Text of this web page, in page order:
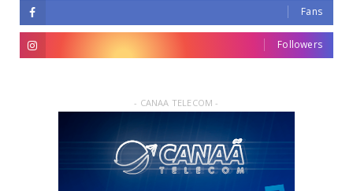
Fans
Followers
- CANAA TELECOM -